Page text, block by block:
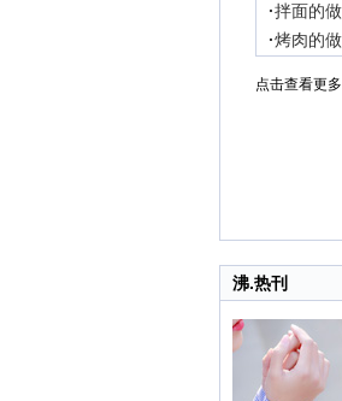
·拌面的
·烤肉的
点击查看更多
沸.热刊